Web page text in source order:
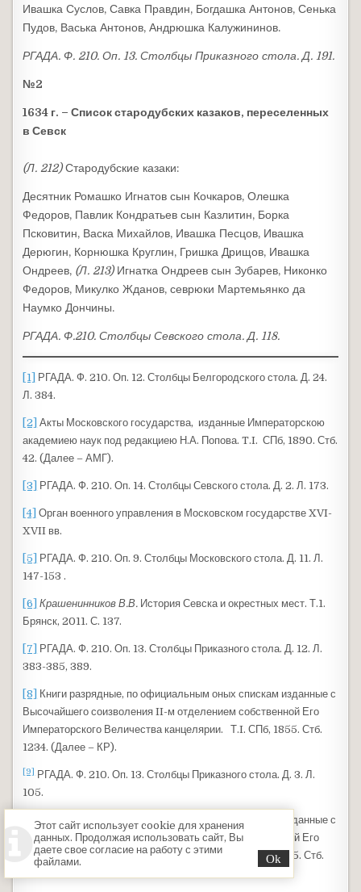
Ивашка Суслов, Савка Правдин, Богдашка Антонов, Сенька
Пудов, Васька Антонов, Андрюшка Калужининов.
РГАДА. Ф. 210. Оп. 13. Столбцы Приказного стола. Д. 191.
№2
1634 г. – Список стародубских казаков, переселенных
в Севск
(Л. 212)Стародубские казаки:
Десятник Ромашко Игнатов сын Кочкаров, Олешка
Федоров, Павлик Кондратьев сын Казлитин, Борка
Псковитин, Васка Михайлов, Ивашка Песцов, Ивашка
Дерюгин, Корнюшка Круглин, Гришка Дрищов, Ивашка
Ондреев, (Л. 213)Игнатка Ондреев сын Зубарев, Никонко
Федоров, Микулко Жданов, севрюки Мартемьянко да
Наумко Дончины.
РГАДА. Ф.210. Столбцы Севского стола. Д. 118.
[1]
РГАДА. Ф. 210. Оп. 12. Столбцы Белгородского стола. Д. 24.
Л. 384.
[2] Акты Московского государства, изданные Императорскою
академиею наук под редакциею Н.А. Попова. T.I. СПб, 1890. Стб.
42. (Далее – АМГ).
[3] РГАДА. Ф. 210. Оп. 14. Столбцы Севского стола. Д. 2. Л. 173.
[4] Орган военного управления в Московском государстве XVI-
XVII вв.
[5]
РГАДА. Ф. 210. Оп. 9. Столбцы Московского стола. Д. 11. Л.
147-153 .
[6] Крашенинников В.В. История Севска и окрестных мест. Т.1.
Брянск, 2011. С. 137.
[7]
РГАДА. Ф. 210. Оп. 13. Столбцы Приказного стола. Д. 12. Л.
383-385, 389.
[8]
Книги разрядные, по официальным оных спискам изданные с
Высочайшего соизволения II-м отделением собственной Его
Императорского Величества канцелярии. Т.I. СПб, 1855. Стб.
1234. (Далее – КР).
[9]РГАДА. Ф. 210. Оп. 13. Столбцы Приказного стола. Д. 3. Л.
105.
Книги разрядные, по официальным оных спискам изданные с
Высочайшего соизволения II-м отделением собственной Его
Императорского Величества канцелярии. Т.II. СПб, 1855. Стб.
Этот сайт использует cookie для хранения
данных. Продолжая использовать сайт, Вы
даете свое согласие на работу с этими
файлами.